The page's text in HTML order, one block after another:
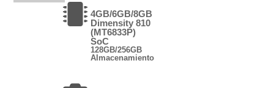
4GB/6GB/8GB
Dimensity 810
(MT6833P)
SoC
128GB/256GB
Almacenamiento